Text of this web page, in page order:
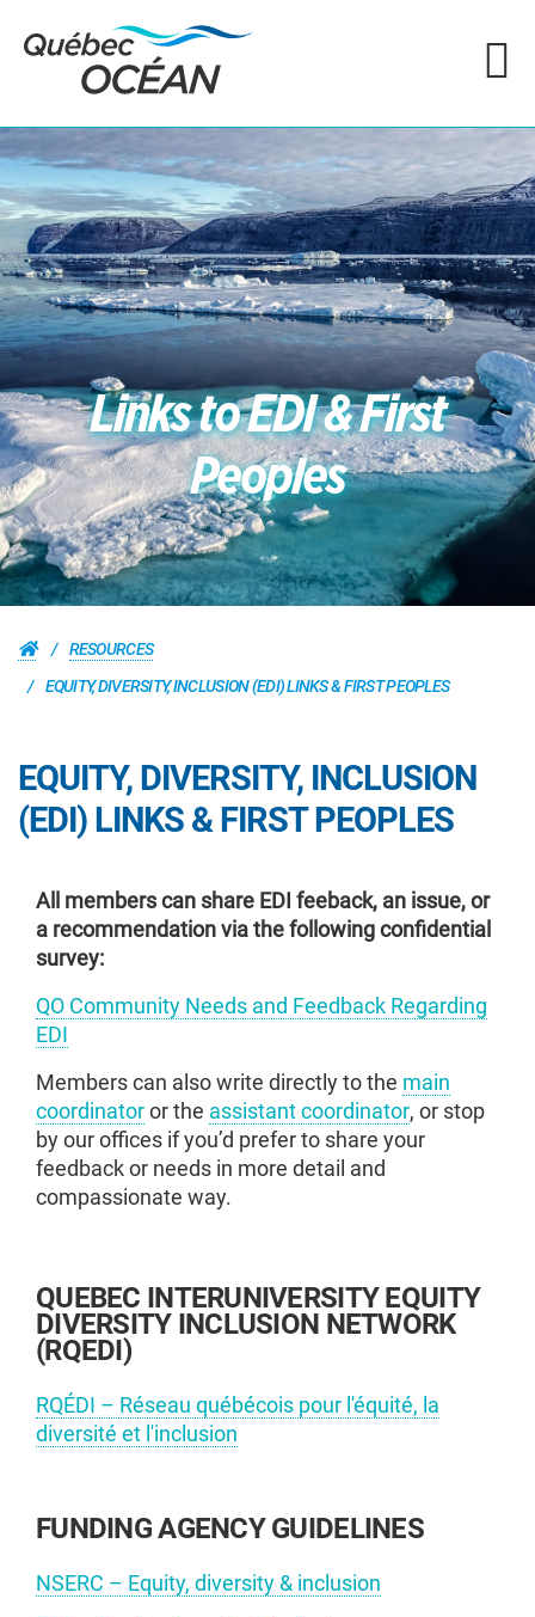
Links to EDI & First
Peoples
RESOURCES
EQUITY, DIVERSITY, INCLUSION (EDI) LINKS & FIRST PEOPLES
EQUITY, DIVERSITY, INCLUSION
(EDI) LINKS & FIRST PEOPLES
All members can share EDI feeback, an issue, or
a recommendation via the following confidential
survey:
QO Community Needs and Feedback Regarding
EDI
Members can also write directly to the main
coordinatoror the assistant coordinator, or stop
by our offices if you’d prefer to share your
feedback or needs in more detail and
compassionate way.
QUEBEC INTERUNIVERSITY EQUITY
DIVERSITY INCLUSION NETWORK
(RQEDI)
RQÉDI – Réseau québécois pour l'équité, la
diversité et l'inclusion
FUNDING AGENCY GUIDELINES
NSERC – Equity, diversity & inclusion